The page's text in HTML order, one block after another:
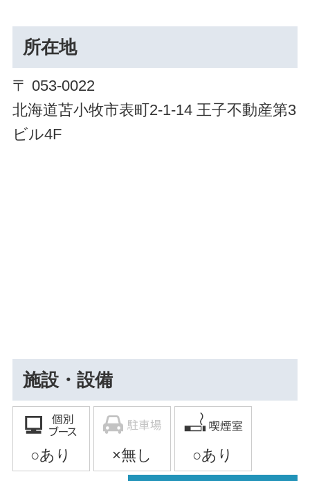
所在地
〒 053-0022
北海道苫小牧市表町2-1-14 王子不動産第3
ビル4F
施設・設備